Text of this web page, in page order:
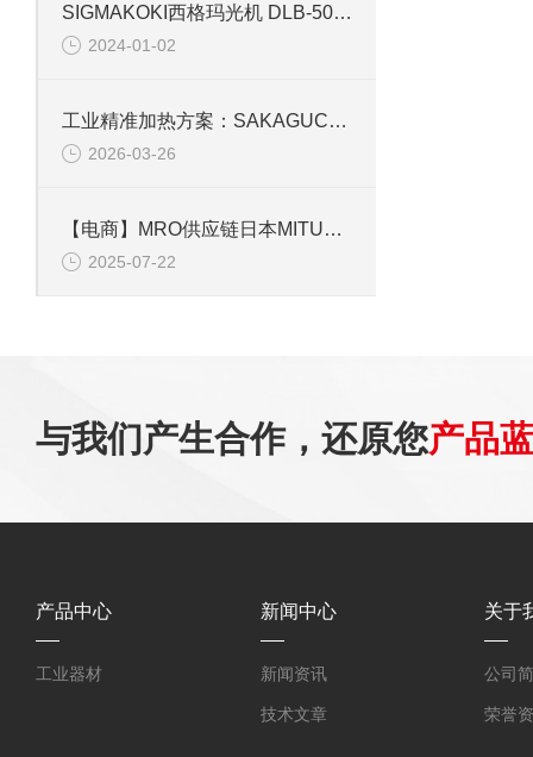
SIGMAKOKI西格玛光机 DLB-50-350PM消色差双胶合透镜
2024-01-02
工业精准加热方案：SAKAGUCHI SRH335 硅胶加热器技术解析
2026-03-26
【电商】MRO供应链日本MITUTOYO三丰 数显高度计规深度计千分表 543-701B
2025-07-22
与我们产生合作，还原您产品
产品中心
工业器材
新闻中心
新闻资讯
技术文章
关于
公司
荣誉